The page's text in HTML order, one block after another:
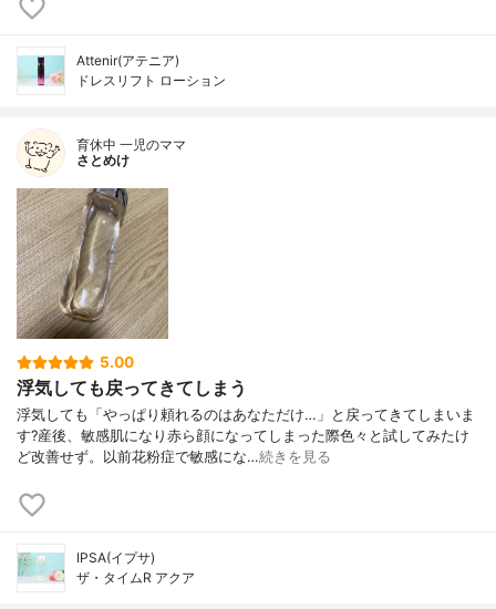
Attenir(アテニア)
ドレスリフト ローション
育休中 一児のママ
さとめけ
5.00
浮気しても戻ってきてしまう
浮気しても「やっぱり頼れるのはあなただけ…」と戻ってきてしまいま
す?産後、敏感肌になり赤ら顔になってしまった際色々と試してみたけ
ど改善せず。以前花粉症で敏感にな…続きを見る
IPSA(イプサ)
ザ・タイムR アクア